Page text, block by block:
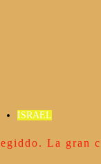
ISRAEL
La gran